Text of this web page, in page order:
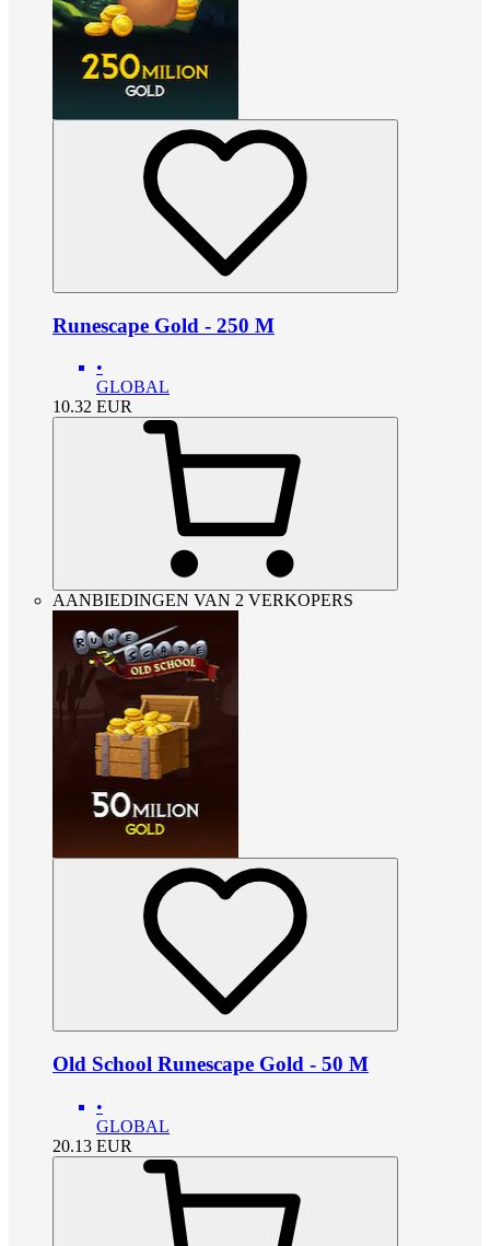
Runescape Gold - 250 M
•
GLOBAL
10.32 EUR
AANBIEDINGEN VAN 2 VERKOPERS
Old School Runescape Gold - 50 M
•
GLOBAL
20.13 EUR